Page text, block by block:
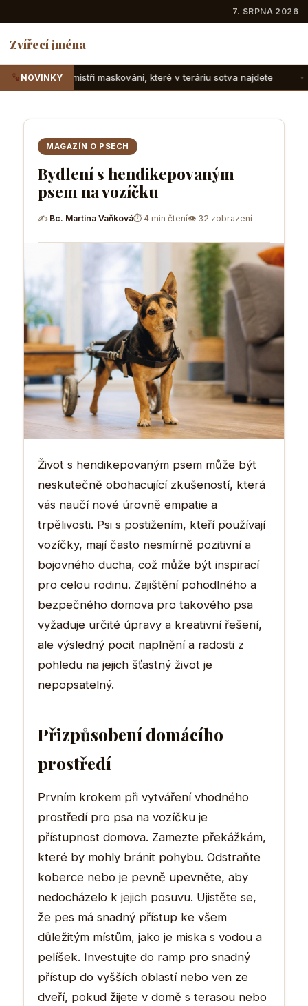
7. SRPNA 2026
Zvířecí jména
NOVINKYkteré v teráriu sotva najdete Suchozemské
MAGAZÍN O PSECH
Bydlení s hendikepovaným
psem na vozíčku
✍ Bc. Martina Vaňková⏱ 4 min čtení👁 32 zobrazení
Život s hendikepovaným psem může být
neskutečně obohacující zkušeností, která
vás naučí nové úrovně empatie a
trpělivosti. Psi s postižením, kteří používají
vozíčky, mají často nesmírně pozitivní a
bojovného ducha, což může být inspirací
pro celou rodinu. Zajištění pohodlného a
bezpečného domova pro takového psa
vyžaduje určité úpravy a kreativní řešení,
ale výsledný pocit naplnění a radosti z
pohledu na jejich šťastný život je
nepopsatelný.
Přizpůsobení domácího
prostředí
Prvním krokem při vytváření vhodného
prostředí pro psa na vozíčku je
přístupnost domova. Zamezte překážkám,
které by mohly bránit pohybu. Odstraňte
koberce nebo je pevně upevněte, aby
nedocházelo k jejich posuvu. Ujistěte se,
že pes má snadný přístup ke všem
důležitým místům, jako je miska s vodou a
pelíšek. Investujte do ramp pro snadný
přístup do vyšších oblastí nebo ven ze
dveří, pokud žijete v domě s terasou nebo